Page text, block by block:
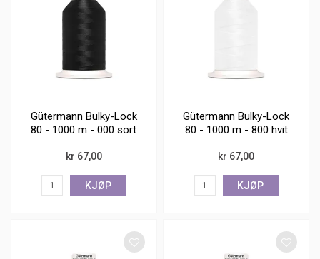
Gütermann Bulky-Lock
80 - 1000 m - 000 sort
kr 67,00
KJØP
Gütermann Bulky-Lock
80 - 1000 m - 800 hvit
kr 67,00
KJØP